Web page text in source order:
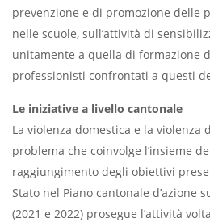
prevenzione e di promozione delle
nelle scuole, sull’attività di
unitamente a quella di formazione
professionisti confrontati a questi
Le iniziative a livello cantonale
La violenza domestica e la violenza
problema che coinvolge l’insieme
raggiungimento degli obiettivi
Stato nel Piano cantonale d’azione
(2021 e 2022) prosegue l’attività